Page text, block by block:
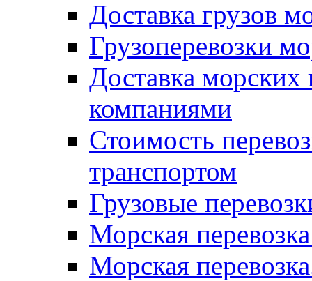
Доставка грузов
Грузоперевозки
Доставка морских
компаниями
Стоимость
транспортом
Грузовые
Морская
Морская